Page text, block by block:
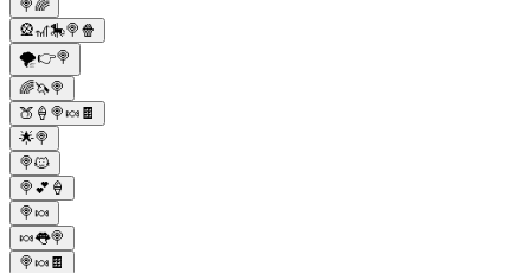
🍭🌈
🎡🎢🎠🍭🍿
🌪️👉🍭
🌈🦄🍭
🍑🍦🍭🍬🍫
🌟🍭
🍭🐱
🍭💕🍦
🍭🍬
🍬👅🍭
🍭🍬🍫